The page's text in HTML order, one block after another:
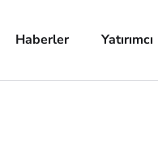
Haberler Yatırımcı